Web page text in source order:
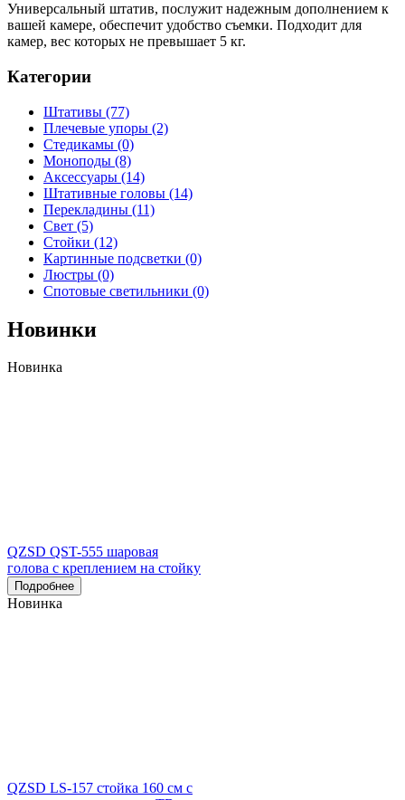
Универсальный штатив, послужит надежным дополнением к
вашей камере, обеспечит удобство съемки. Подходит для
камер, вес которых не превышает 5 кг.
Категории
Штативы (77)
Плечевые упоры (2)
Стедикамы (0)
Моноподы (8)
Аксессуары (14)
Штативные головы (14)
Перекладины (11)
Свет (5)
Стойки (12)
Картинные подсветки (0)
Люстры (0)
Спотовые светильники (0)
Новинки
Новинка
QZSD QST-555 шаровая
голова с креплением на стойку
Подробнее
Новинка
QZSD LS-157 стойка 160 см с